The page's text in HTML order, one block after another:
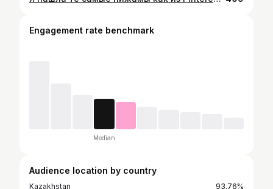
Engagement rate benchmark
Median
Audience location by country
Kazakhstan
93.76%